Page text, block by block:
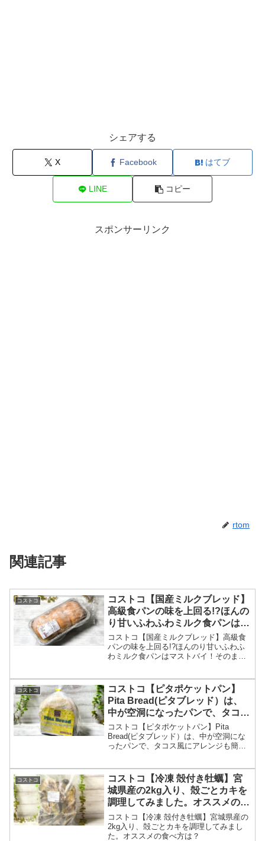
シェアする
X Facebook はてブ
LINE コピー
スポンサーリンク
rtom
関連記事
コストコ
コストコ【国産ミルクブレッド】
高級食パンの味を上回る!?ほんの
り甘いふわふわミルク食パンはマ
ストバイ！
コストコ【国産ミルクブレッド】高級食
パンの味を上回る!?ほんのり甘いふわふ
わミルク食パンはマストバイ！そのまま
と、外はサクサク中は、しっとり＆ふわ
ふわな高級食パンの味です。一つの山を3
等分位の厚めで切ると美味しく食べれる
と思います。
コストコ
コストコ【ピタポケットパン】
Pita Bread(ピタブレッド）は、
中が空洞になったパンで、タコス
風にアレンジも簡単！
コストコ【ピタポケットパン】Pita
Bread(ピタブレッド）は、中が空洞にな
ったパンで、タコス風にアレンジも簡
コストコ
コストコ【冷凍 殻付き牡蠣】宮
城県産の2kg入り、殻ごとカキを
調理してみました。オススメの食
べ方は？
コストコ【冷凍 殻付き牡蠣】宮城県産の
2kg入り、殻ごとカキを調理してみまし
た。オススメの食べ方は？